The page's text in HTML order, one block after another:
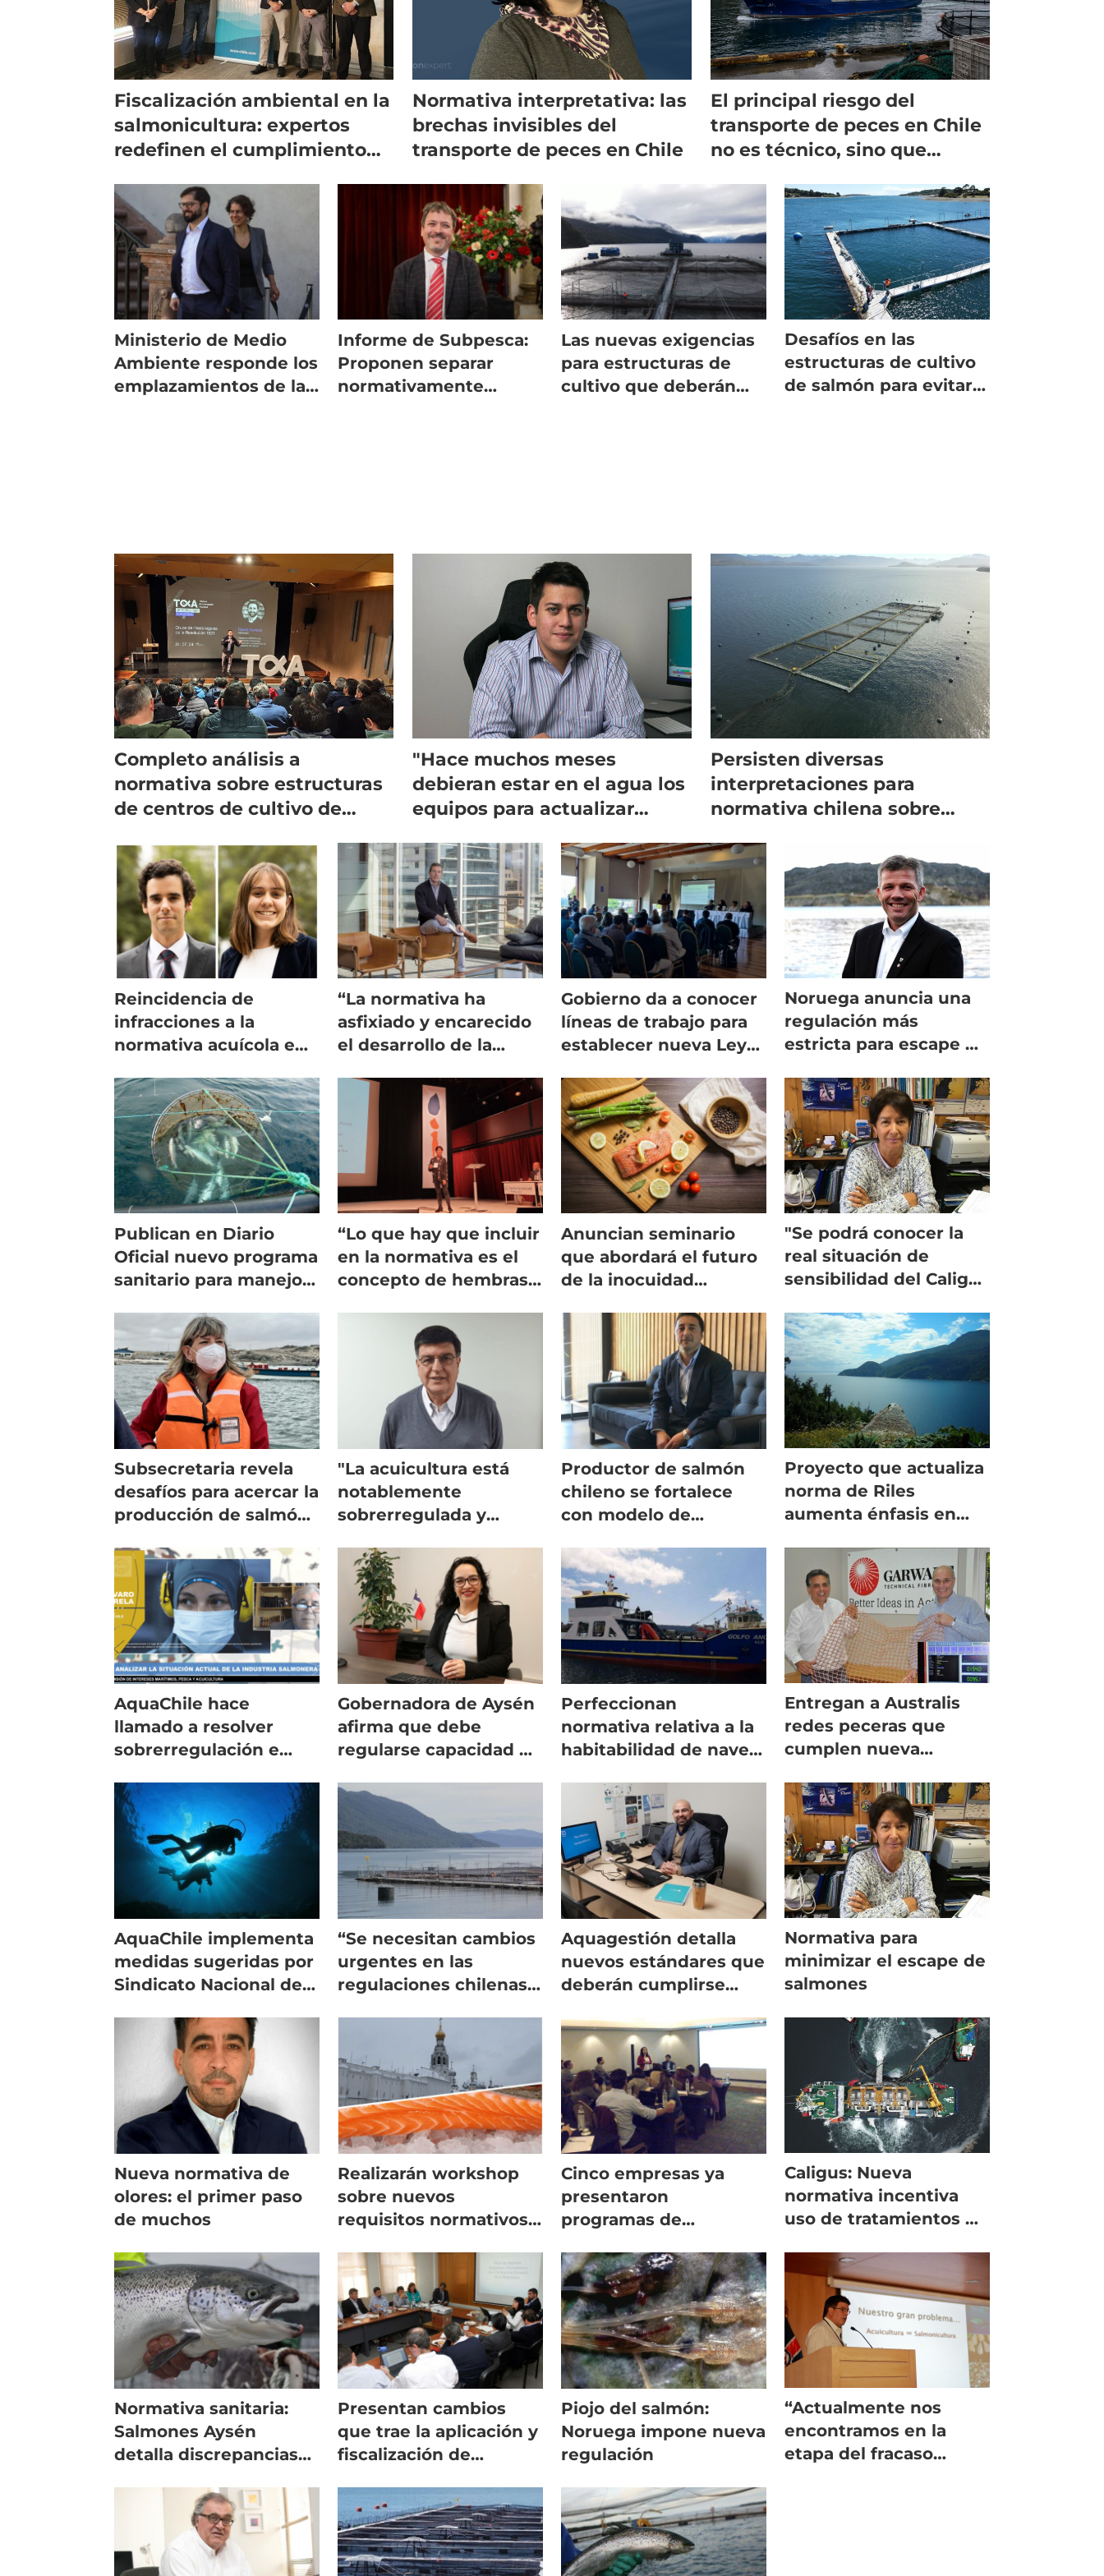
Fiscalización ambiental en la
salmonicultura: expertos
redefinen el cumplimiento
Normativa interpretativa: las
brechas invisibles del
transporte de peces en Chile
El principal riesgo del
transporte de peces en Chile
no es técnico, sino que
Ministerio de Medio
Ambiente responde los
emplazamientos de la
Informe de Subpesca:
Proponen separar
normativamente
Las nuevas exigencias
para estructuras de
cultivo que deberán
Desafíos en las
estructuras de cultivo
de salmón para evitar
Completo análisis a
normativa sobre estructuras
de centros de cultivo de
"Hace muchos meses
debieran estar en el agua los
equipos para actualizar
Persisten diversas
interpretaciones para
normativa chilena sobre
Reincidencia de
infracciones a la
normativa acuícola en
“La normativa ha
asfixiado y encarecido
el desarrollo de la
chilena”
Gobierno da a conocer
líneas de trabajo para
establecer nueva Ley
Noruega anuncia una
regulación más
estricta para escape de
Publican en Diario
Oficial nuevo programa
sanitario para manejo
salmón
“Lo que hay que incluir
en la normativa es el
concepto de hembras
Anuncian seminario
que abordará el futuro
de la inocuidad
"Se podrá conocer la
real situación de
sensibilidad del Caligus
Subsecretaria revela
desafíos para acercar la
producción de salmón
"La acuicultura está
notablemente
sobrerregulada y
costos"
Productor de salmón
chileno se fortalece
con modelo de
normativo
Proyecto que actualiza
norma de Riles
aumenta énfasis en
estuarios
AquaChile hace
llamado a resolver
sobrerregulación e
Gobernadora de Aysén
afirma que debe
regularse capacidad de
Perfeccionan
normativa relativa a la
habitabilidad de naves
Entregan a Australis
redes peceras que
cumplen nueva
Subpesca
AquaChile implementa
medidas sugeridas por
Sindicato Nacional de
“Se necesitan cambios
urgentes en las
regulaciones chilenas
adecuado de SRS”
Aquagestión detalla
nuevos estándares que
deberán cumplirse
alimentaria
Normativa para
minimizar el escape de
salmones
Nueva normativa de
olores: el primer paso
de muchos
Realizarán workshop
sobre nuevos
requisitos normativos
Euroasiático
Cinco empresas ya
presentaron
programas de
Caligus: Nueva
normativa incentiva
uso de tratamientos no
Normativa sanitaria:
Salmones Aysén
detalla discrepancias
Presentan cambios
que trae la aplicación y
fiscalización de
acuicultura vigente
Piojo del salmón:
Noruega impone nueva
regulación
“Actualmente nos
encontramos en la
etapa del fracaso